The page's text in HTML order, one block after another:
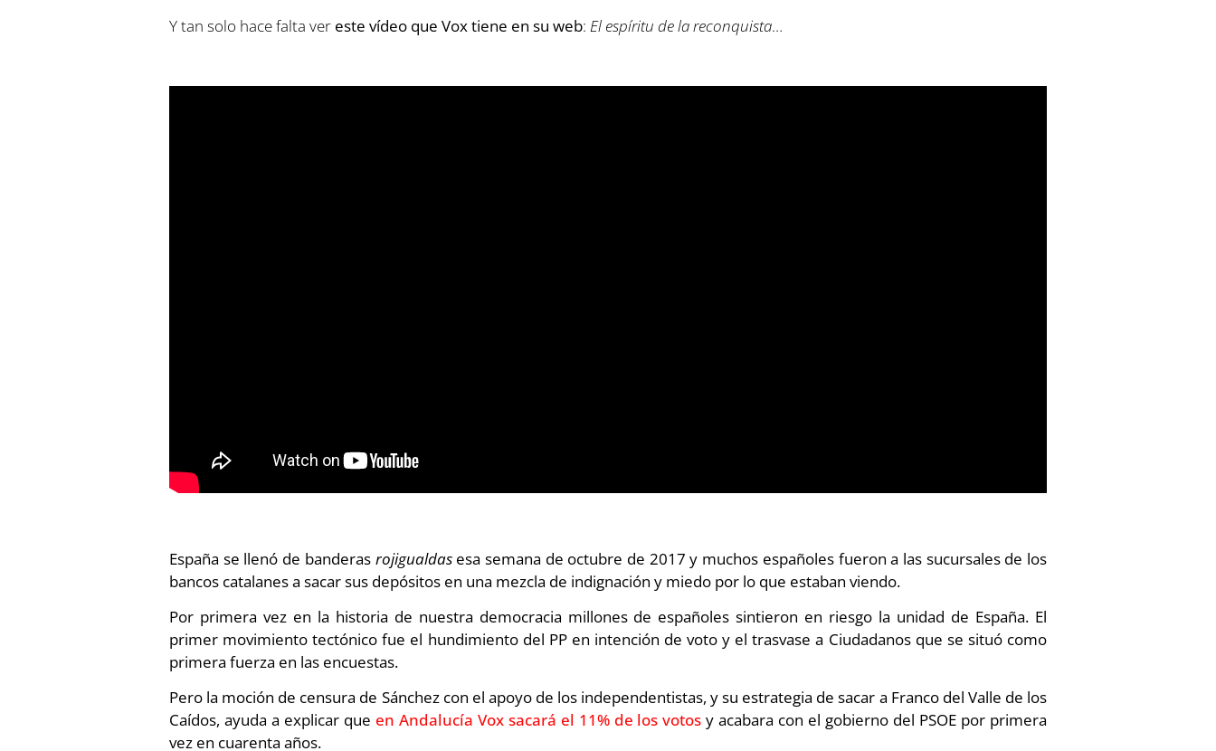
Y tan solo hace falta ver este vídeo que Vox tiene en su web: El espíritu de la reconquista…
España se llenó de banderas rojigualdasesa semana de octubre de 2017 y muchos españoles fueron a las sucursales de los
bancos catalanes a sacar sus depósitos en una mezcla de indignación y miedo por lo que estaban viendo.
Por primera vez en la historia de nuestra democracia millones de españoles sintieron en riesgo la unidad de España. El
primer movimiento tectónico fue el hundimiento del PP en intención de voto y el trasvase a Ciudadanos que se situó como
primera fuerza en las encuestas.
Pero la moción de censura de Sánchez con el apoyo de los independentistas, y su estrategia de sacar a Franco del Valle de los
Caídos, ayuda a explicar que en Andalucía Vox sacará el 11% de los votos y acabara con el gobierno del PSOE por primera
vez en cuarenta años.